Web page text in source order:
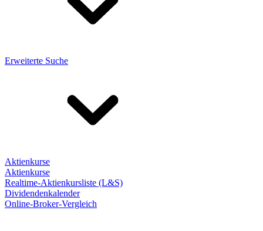
Erweiterte Suche
Aktienkurse
Aktienkurse
Realtime-Aktienkursliste (L&S)
Dividendenkalender
Online-Broker-Vergleich